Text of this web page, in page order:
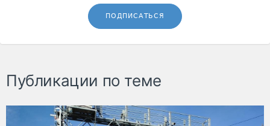
ПОДПИСАТЬСЯ
Публикации по теме